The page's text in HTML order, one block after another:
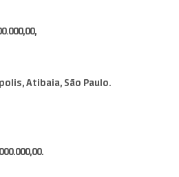
Atibaia, São Paulo.